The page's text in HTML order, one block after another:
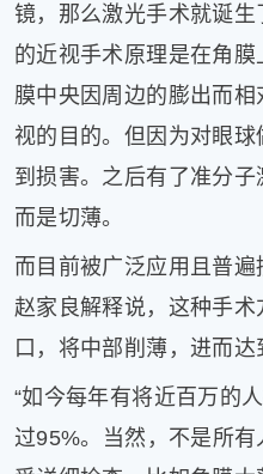
镜，那么激光手术就诞生
的近视手术原理是在角
膜中央因周边的膨出而
视的目的。但因为对眼
到损害。之后有了准分
而是切薄。
而目前被广泛应用且普遍
赵家良解释说，这种手
口，将中部削薄，进而达
“如今每年有将近百万的
过95%。当然，不是所